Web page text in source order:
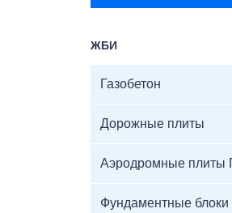
ЖБИ
Газобетон
Дорожные плиты
Аэродромные плиты
Фундаментные